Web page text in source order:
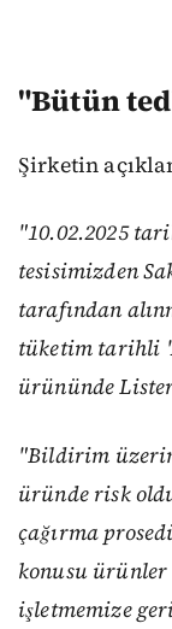
"Bütün
Şirketin
"10.02.2025
tesisimizden
tarafından
tüketim tarihli
ürününde
"Bildirim
üründe risk
çağırma
konusu
işletmemize